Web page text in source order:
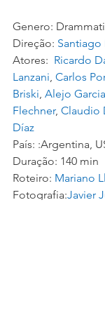
Genero:
Direção: Santiago
Atores: Ricardo
Lanzani, Carlos
Briski, Alejo
Flechner, Claudio
Díaz
País: :Argentina,
Duração: 140 min
Roteiro: Mariano
Fotografia:Javier